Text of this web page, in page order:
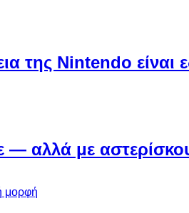
της Nintendo είναι
— αλλά με